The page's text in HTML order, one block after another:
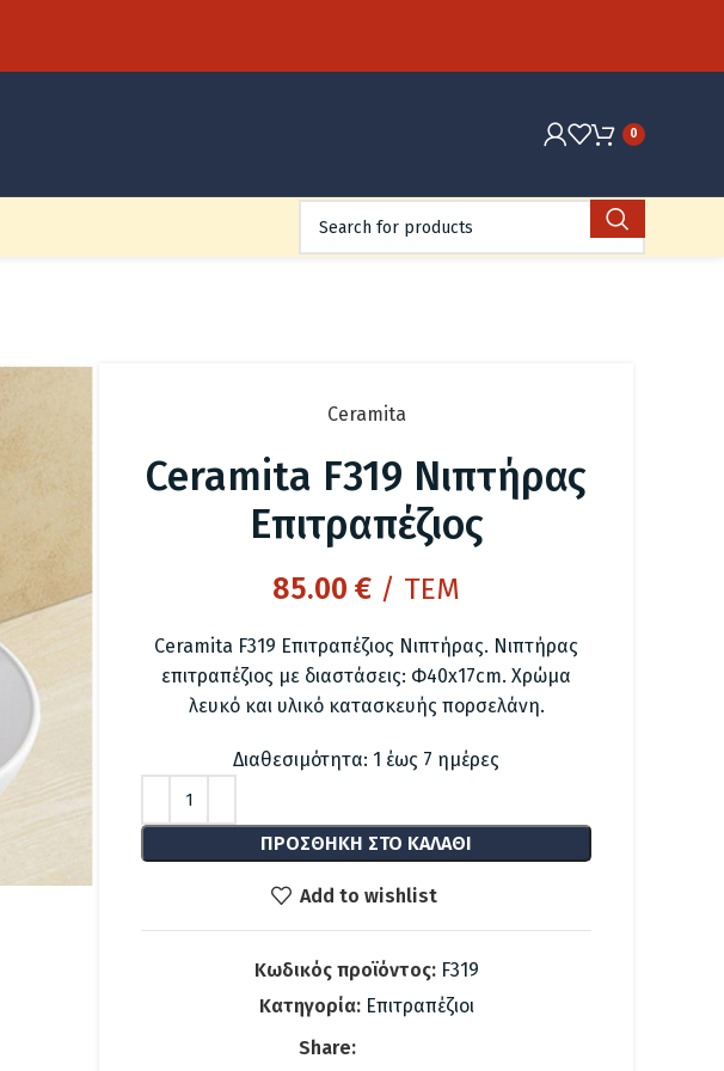
0
Ceramita
Ceramita F319 Νιπτήρας
Επιτραπέζιος
85.00 € / ΤΕΜ
Ceramita F319 Επιτραπέζιος Νιπτήρας. Νιπτήρας
επιτραπέζιος με διαστάσεις: Φ40x17cm. Χρώμα
λευκό και υλικό κατασκευής πορσελάνη.
Διαθεσιμότητα: 1 έως 7 ημέρες
ΠΡΟΣΘΉΚΗ ΣΤΟ ΚΑΛΆΘΙ
Add to wishlist
Κωδικός προϊόντος: F319
Κατηγορία: Επιτραπέζιοι
Share: